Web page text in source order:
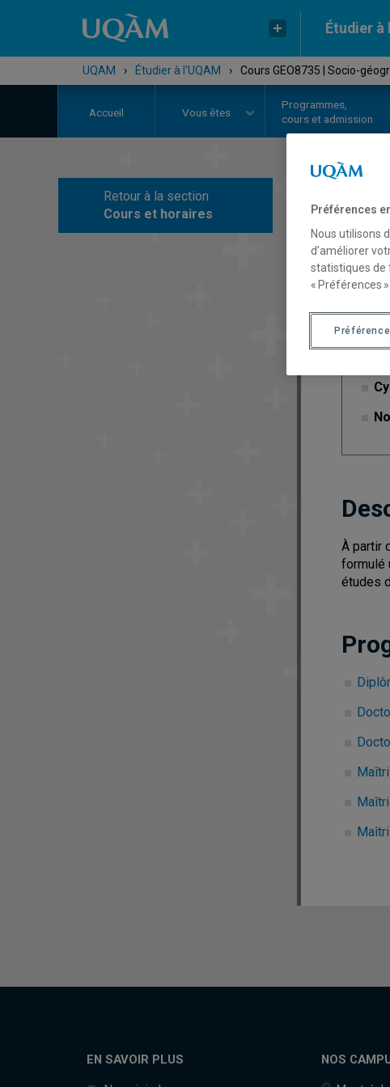
Étudier à
UQAM › Étudier à l'UQAM › Cours GEO8735 | Socio-
Accueil Vous êtes
Programmes,
cours et admission
Retour à la section
Cours et horaires
À partir
formulé
études
EN SAVOIR PLUS NOS
Préférences
Nous utilisons
d’améliorer
statistiques de
« Préférences ».